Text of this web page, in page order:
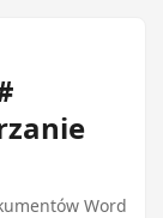
Word